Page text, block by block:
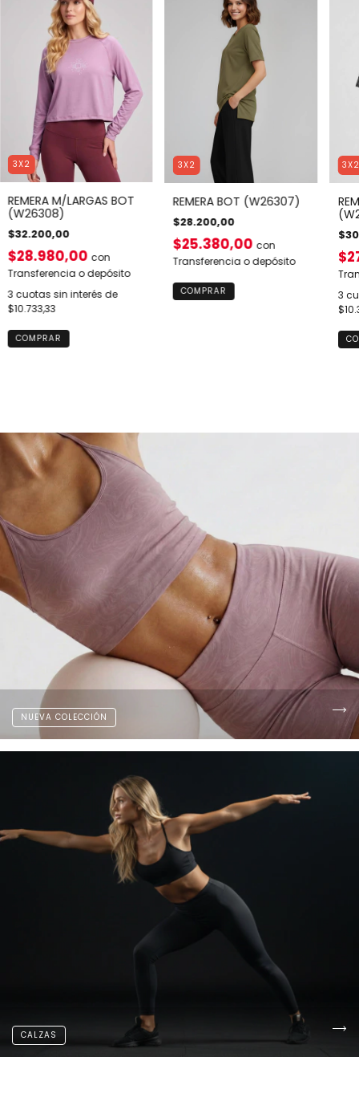
3X2
REMERA M/LARGAS BOT
(W26308)
$32.200,00
$28.980,00 con
Transferencia o depósito
3 cuotas sin interés de
$10.733,33
COMPRAR
3X2
REMERA BOT (W26307)
$28.200,00
$25.380,00 con
Transferencia o depósito
COMPRAR
3
NUEVA COLECCIÓN
CALZAS